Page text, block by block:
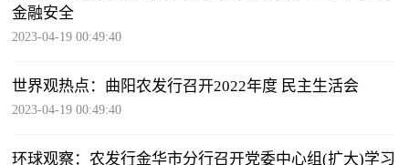
金融安全
2023-04-19 00:49:40
世界观热点：曲阳农发行召开2022年度 民主生活会
2023-04-19 00:49:40
环球观察：农发行金华市分行召开党委中心组(扩大)学习